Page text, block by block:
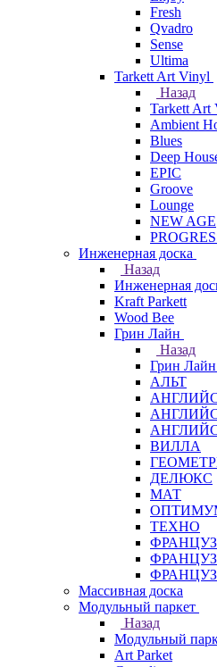
Fresh
Qvadro
Sense
Ultima
Tarkett Art Vinyl
Назад
Tarkett Art
Ambient
Blues
Deep
EPIC
Groove
Lounge
NEW AGE
Инженерная доска
Назад
Инженерная
Kraft Parkett
Wood Bee
Грин Лайн
Назад
Грин Лайн
АЛЬТ
ВИЛЛА
ДЕЛЮКС
МАТ
ТЕХНО
Массивная доска
Модульный паркет
Назад
Модульный
Art Parket